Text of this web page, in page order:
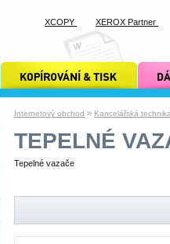
Internetový obchod » Kancelářská
TEPELNÉ
Tepelné vazače
kopírování a tisk xcopy dárkové
XCOPY XEROX Partner